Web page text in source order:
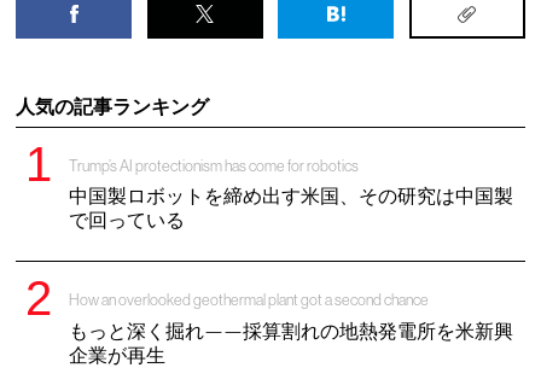
人気の記事ランキング
Trump’s AI protectionism has come for robotics
中国製ロボットを締め出す米国、その研究は中国製
で回っている
How an overlooked geothermal plant got a second chance
もっと深く掘れ——採算割れの地熱発電所を米新興
企業が再生